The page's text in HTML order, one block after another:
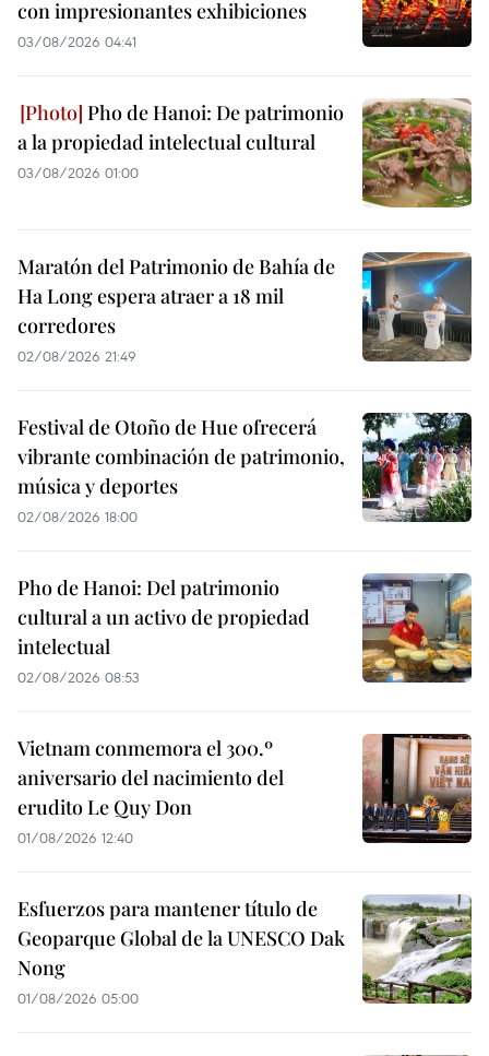
con impresionantes exhibiciones
03/08/2026 04:41
Pho de Hanoi: De patrimonio
a la propiedad intelectual cultural
03/08/2026 01:00
Maratón del Patrimonio de Bahía de
Ha Long espera atraer a 18 mil
corredores
02/08/2026 21:49
Festival de Otoño de Hue ofrecerá
vibrante combinación de patrimonio,
música y deportes
02/08/2026 18:00
Pho de Hanoi: Del patrimonio
cultural a un activo de propiedad
intelectual
02/08/2026 08:53
Vietnam conmemora el 300.º
aniversario del nacimiento del
erudito Le Quy Don
01/08/2026 12:40
Esfuerzos para mantener título de
Geoparque Global de la UNESCO Dak
Nong
01/08/2026 05:00